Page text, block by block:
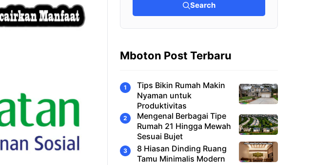
Search
Mboton Post Terbaru
Tips Bikin Rumah Makin
Nyaman untuk
Produktivitas
Mengenal Berbagai Tipe
Rumah 21 Hingga Mewah
Sesuai Bujet
8 Hiasan Dinding Ruang
Tamu Minimalis Modern